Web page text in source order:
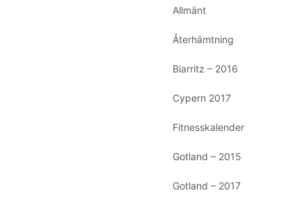
Allmänt
Återhämtning
Biarritz – 2016
Cypern 2017
Fitnesskalender
Gotland – 2015
Gotland – 2017